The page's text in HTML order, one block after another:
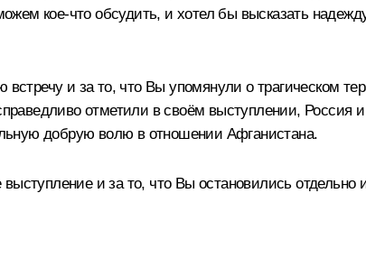
кое‑что обсудить, и хотел бы высказать
и за то, что Вы упомянули о трагическом
отметили в своём выступлении, Россия
добрую волю в отношении Афганистана.
и за то, что Вы остановились